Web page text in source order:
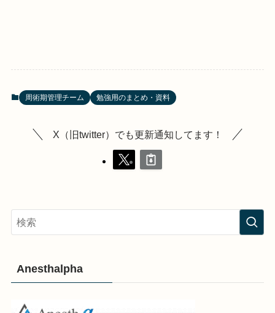
周術期管理チーム 勉強用のまとめ・資料
X（旧twitter）でも更新通知してます！
Anesthalpha